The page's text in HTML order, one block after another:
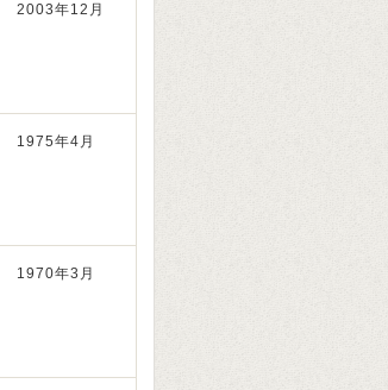
2003年12月
1975年4月
1970年3月